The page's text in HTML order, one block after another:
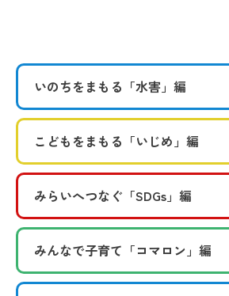
いのちをまもる 「水害」編
こどもをまもる 「いじめ」編
みらいへつなぐ 「SDGs」編
みんなで子育て 「コマロン」編